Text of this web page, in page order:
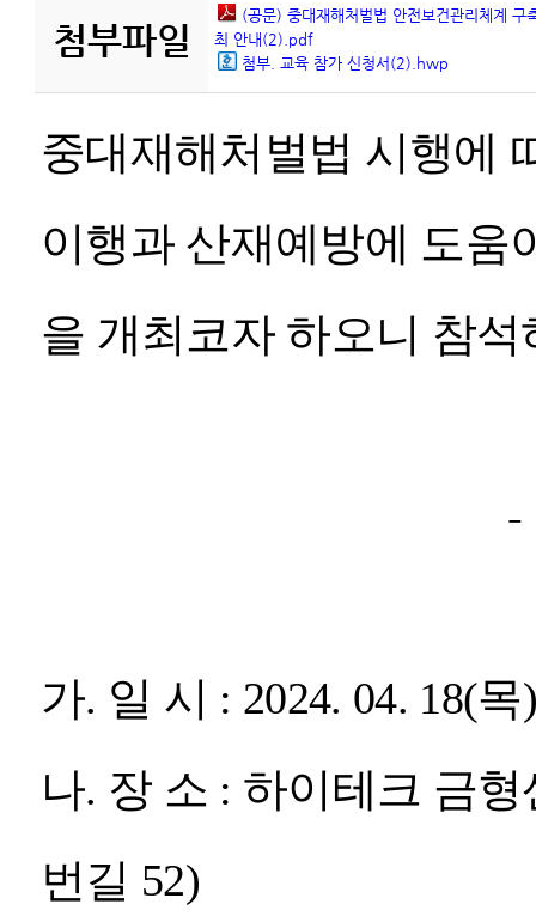
첨부파일
(공문) 중대재해처벌법 안전보건관리체계 구
최 안내(2).pdf
첨부. 교육 참가 신청서(2).hwp
중대재해처벌법 시행에
이행과 산재예방에 도움
을 개최코자 하오니 참
-
가. 일 시 : 2024. 04. 18(목
나. 장 소 : 하이테크 금
번길 52)